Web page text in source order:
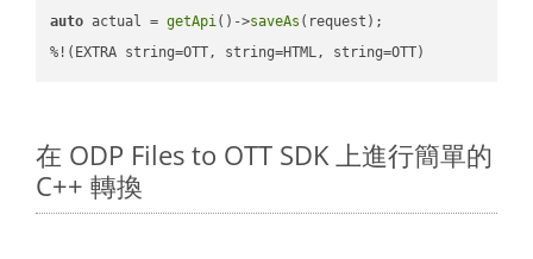
auto actual = getApi()->saveAs (request);
%!(EXTRA string=OTT, string=HTML, string=OTT)
在 ODP Files to OTT SDK 上進行簡單的
C++ 轉換